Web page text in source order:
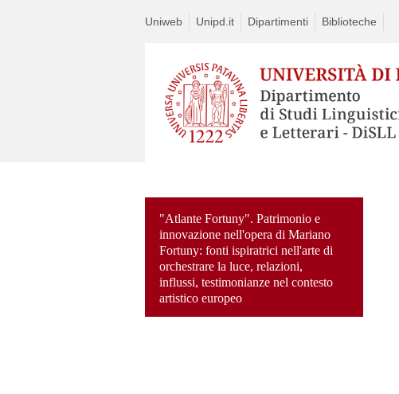
Uniweb Unipd.it Dipartimenti Biblioteche
"Atlante Fortuny". Patrimonio e
innovazione nell'opera di Mariano
Fortuny: fonti ispiratrici nell'arte di
orchestrare la luce, relazioni,
influssi, testimonianze nel contesto
artistico europeo
to